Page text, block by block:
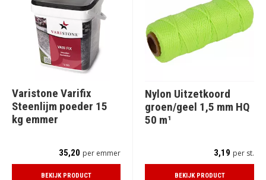
Varistone Varifix
Steenlijm poeder 15
kg emmer
35,20 per emmer
BEKIJK PRODUCT
Nylon Uitzetkoord
groen/geel 1,5 mm HQ
50 m¹
3,19 per st.
BEKIJK PRODUCT